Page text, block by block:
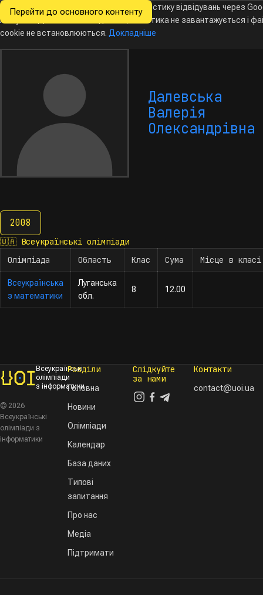
Перейти до основного контенту
Всеукраїнські
з інформатики
НовиниОлімпіадиКалендарБаза даних
Далевська
Валерія
Олександрівна
2008
2008
🇺🇦 Всеукраїнські олімпіади
Олімпіада
Область Клас Сума Місце в класі
Всеукраїнська
з математики
Луганська
обл.
8 12.00
Всеукраїнські
олімпіади
з інформатики
© 2026
Всеукраїнські
олімпіади з
інформатики
Розділи
Головна
Новини
Олімпіади
Календар
База даних
Типові
запитання
Про нас
Медіа
Підтримати
Слідкуйте
за нами
Контакти
contact@uoi.ua
Ми хочемо збирати знеособлену статистику відвідувань через
Analytics. Доки ви не погодитесь, аналітика не завантажується і
cookie не встановлюються. Докладніше